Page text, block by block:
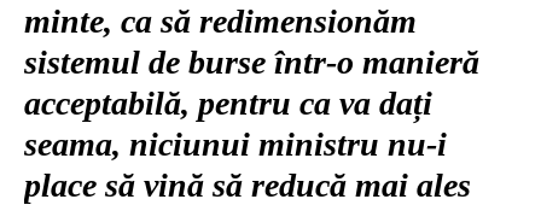
minte, ca să redimensionăm
sistemul de burse într-o manieră
acceptabilă, pentru ca va dați
seama, niciunui ministru nu-i
place să vină să reducă mai ales